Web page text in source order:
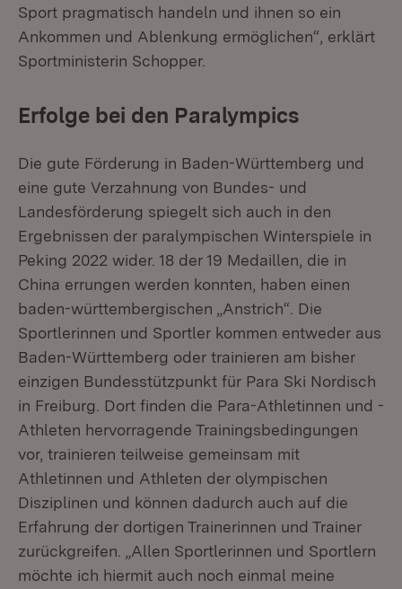
Sport pragmatisch handeln und ihnen so ein
Ankommen und Ablenkung ermöglichen“, erklärt
Sportministerin Schopper.
Erfolge bei den Paralympics
Die gute Förderung in Baden-Württemberg und
eine gute Verzahnung von Bundes- und
Landesförderung spiegelt sich auch in den
Ergebnissen der paralympischen Winterspiele in
Peking 2022 wider. 18 der 19 Medaillen, die in
China errungen werden konnten, haben einen
baden-württembergischen „Anstrich“. Die
Sportlerinnen und Sportler kommen entweder aus
Baden-Württemberg oder trainieren am bisher
einzigen Bundesstützpunkt für Para Ski Nordisch
in Freiburg. Dort finden die Para-Athletinnen und -
Athleten hervorragende Trainingsbedingungen
vor, trainieren teilweise gemeinsam mit
Athletinnen und Athleten der olympischen
Disziplinen und können dadurch auch auf die
Erfahrung der dortigen Trainerinnen und Trainer
zurückgreifen. „Allen Sportlerinnen und Sportlern
möchte ich hiermit auch noch einmal meine